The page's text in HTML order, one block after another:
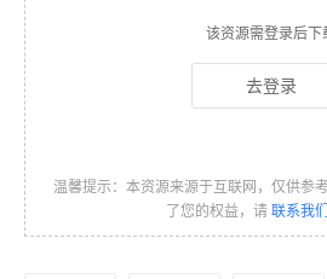
该资源需登录后下
去登录
温馨提示：本资源来源于互联网，仅供参
了您的权益，请 联系我们